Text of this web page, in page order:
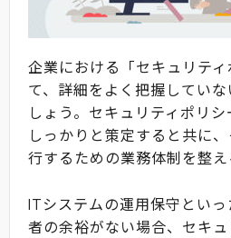
企業における「セキュリテ
て、詳細をよく把握してい
しょう。セキュリティポリ
しっかりと策定すると共に
行するための業務体制を整え
ITシステムの運用保守とい
者の余裕がない場合、セキ